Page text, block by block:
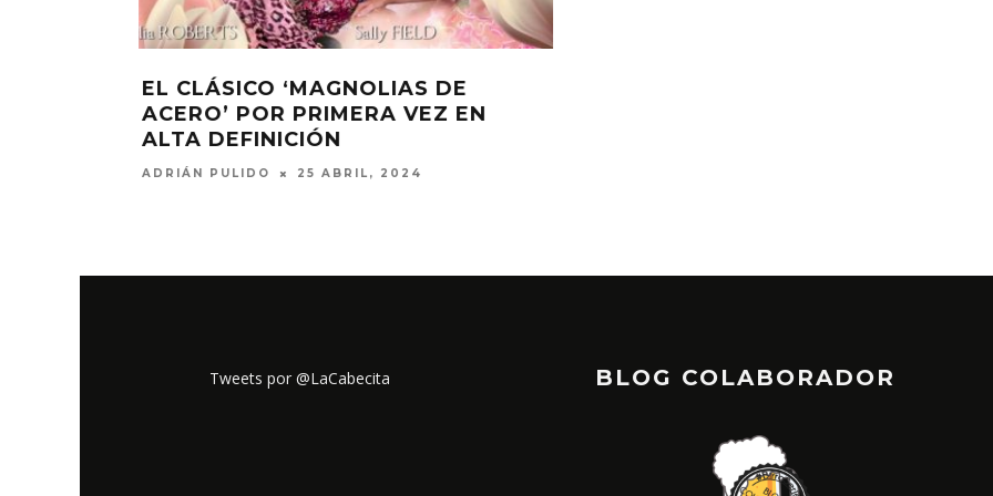
EL CLÁSICO ‘MAGNOLIAS DE
ACERO’ POR PRIMERA VEZ EN
ALTA DEFINICIÓN
ADRIÁN PULIDO 25 ABRIL, 2024
Tweets por @LaCabecita BLOG COLABORADOR